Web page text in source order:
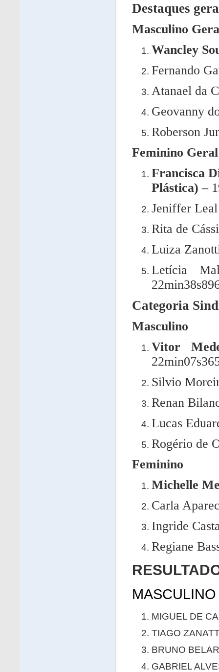
Destaques
Masculino
Wancley
Fernando
Atanael da
Geovanny
Roberson
Feminino Geral
Francisca
Plástica) –
Jeniffer
Rita de
Luiza
Letícia
Categoria
Masculino
Vitor
Silvio
Renan
Lucas
Rogério de
Feminino
Michelle
Carla
Ingride
Regiane
MIGUEL DE
TIAGO
BRUNO
GABRIEL